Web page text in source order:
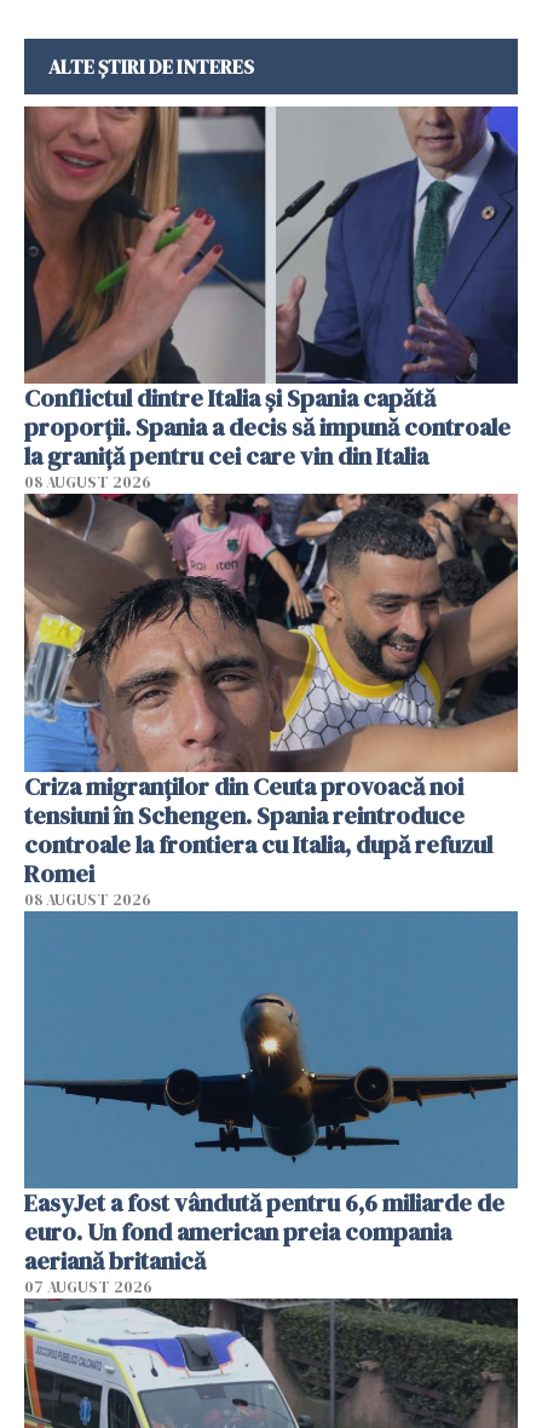
ALTE ȘTIRI DE INTERES
Conflictul dintre Italia și Spania capătă
proporții. Spania a decis să impună controale
la graniță pentru cei care vin din Italia
08 AUGUST 2026
Criza migranților din Ceuta provoacă noi
tensiuni în Schengen. Spania reintroduce
controale la frontiera cu Italia, după refuzul
Romei
08 AUGUST 2026
EasyJet a fost vândută pentru 6,6 miliarde de
euro. Un fond american preia compania
aeriană britanică
07 AUGUST 2026